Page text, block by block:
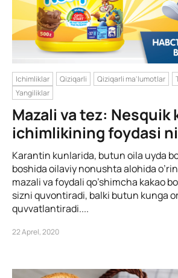
Ichimliklar Qiziqarli Qiziqarli ma'lumotlar
Yangiliklar
Mazali va tez: Nesquik
ichimlikining foydasi
Karantin kunlarida, butun oila uyda
boshida oilaviy nonushta alohida
mazali va foydali qo’shimcha kakao
sizni quvontiradi, balki butun kunga
quvvatlantiradi....
22 Aprel, 2020